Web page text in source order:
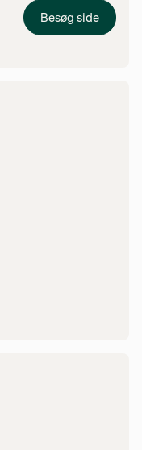
Besøg side